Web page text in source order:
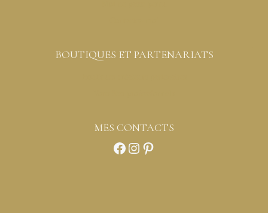
BOUTIQUES ET PARTENARIATS
MES CONTACTS
Facebook
Instagram
Pinterest